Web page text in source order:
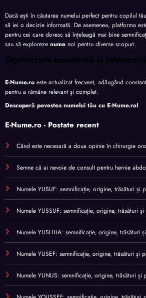
Dacă ești în căutarea numelui perfect pentru copilul
să iei o decizie informată. De asemenea, platforma
pentru cei care doresc să înțeleagă mai bine
sau să exploreze nume noi pentru diverse scopuri.
Optimizare constantă și
E-Nume.ro este actualizat frecvent, adăugând
pentru a rămâne relevant și complet.
Descoperă povestea numelui tău cu E-Nume.ro!
E-Nume.ro - Postate recent
Când este necesară a doua opinie în chirurgie
Semne că ai nevoie de consult pentru hernie
Numele YUSUF: semnificație, origine, trăsături și
Numele YUSSUF: semnificație, origine, trăsături
Numele YUSHUA: semnificație, origine, trăsături
Numele YUSEF: semnificație, origine, trăsături și
Numele YUNUS: semnificație, origine, trăsături și